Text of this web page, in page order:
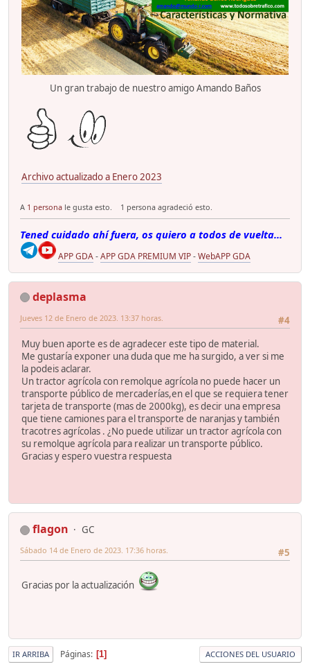
Un gran trabajo de nuestro amigo Amando Baños
Archivo actualizado a Enero 2023
A 1 persona le gusta esto. 1 persona agradeció esto.
Tened cuidado ahí fuera, os quiero a todos de vuelta...
APP GDA-APP GDA PREMIUM VIP-WebAPP GDA
deplasma
#4
Jueves 12 de Enero de 2023. 13:37 horas.
Muy buen aporte es de agradecer este tipo de material.
Me gustaría exponer una duda que me ha surgido, a ver si me
la podeis aclarar.
Un tractor agrícola con remolque agrícola no puede hacer un
transporte público de mercaderías,en el que se requiera tener
tarjeta de transporte (mas de 2000kg), es decir una empresa
que tiene camiones para el transporte de naranjas y también
tracotres agrícolas . ¿No puede utilizar un tractor agrícola con
su remolque agrícola para realizar un transporte público.
Gracias y espero vuestra respuesta
flagon
GC
#5
Sábado 14 de Enero de 2023. 17:36 horas.
Gracias por la actualización
IR ARRIBA Páginas 1 ACCIONES DEL USUARIO